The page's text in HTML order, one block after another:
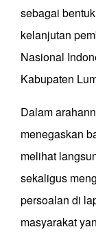
sebagai
kelanjutan
Nasional
Kabupaten
Dalam
menegaskan
melihat
sekaligus
persoalan di
masyarakat